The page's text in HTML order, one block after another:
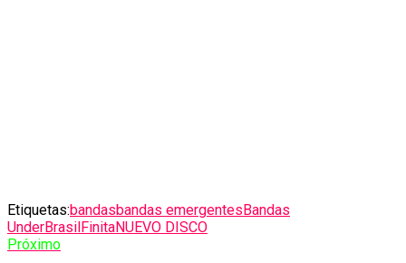
Etiquetas:bandasbandas emergentes Bandas
UnderBrasil FinitaNUEVO DISCO
Próximo